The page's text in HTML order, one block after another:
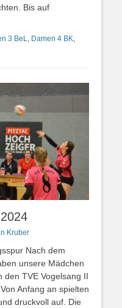
Bis auf
3 BeL Damen 4 BK
Kruber
Nach dem
unsere Mädchen
den TVE Vogelsang II
Anfang an spielten
druckvoll auf. Die